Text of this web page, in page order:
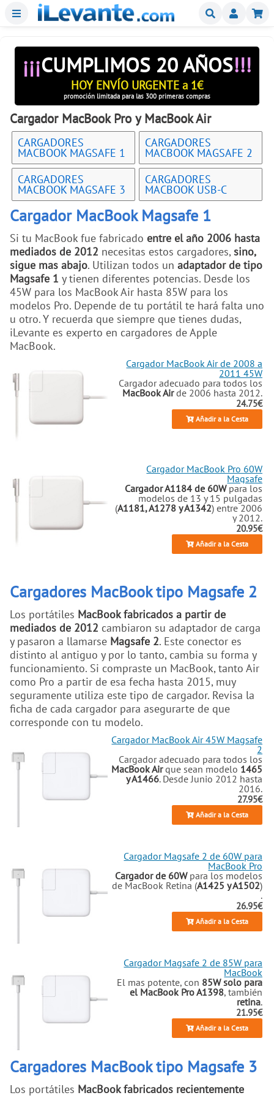
Menu Buscar
¡¡¡CUMPLIMOS 20 AÑOS!!!
HOY ENVÍO URGENTE a 1€
promoción limitada para las 300 primeras compras
Cargador MacBook Pro y MacBook Air
CARGADORES
MACBOOK MAGSAFE 1
CARGADORES
MACBOOK MAGSAFE 2
CARGADORES
MACBOOK MAGSAFE 3
CARGADORES
MACBOOK USB-C
Cargador MacBook Magsafe 1
Si tu MacBook fue fabricado entre el año 2006 hasta
mediados de 2012 necesitas estos cargadores, sino,
sigue mas abajo. Utilizan todos un adaptador de tipo
Magsafe 1 y tienen diferentes potencias. Desde los
45W para los MacBook Air hasta 85W para los
modelos Pro. Depende de tu portátil te hará falta uno
u otro. Y recuerda que siempre que tienes dudas,
iLevante es experto en cargadores de Apple
MacBook.
Cargador MacBook Air de 2008 a
2011 45W
Cargador adecuado para todos los
MacBook Airde 2006 hasta 2012.
24.75€
Añadir a la Cesta
Cargador MacBook Pro 60W
Magsafe
Cargador A1184 de 60Wpara los
modelos de 13 y 15 pulgadas
(A1181, A1278 y A1342) entre 2006
y 2012.
20.95€
Añadir a la Cesta
Cargadores MacBook tipo Magsafe 2
Los portátiles MacBook fabricados a partir de
mediados de 2012 cambiaron su adaptador de carga
y pasaron a llamarse Magsafe 2. Este conector es
distinto al antiguo y por lo tanto, cambia su forma y
funcionamiento. Si compraste un MacBook, tanto Air
como Pro a partir de esa fecha hasta 2015, muy
seguramente utiliza este tipo de cargador. Revisa la
ficha de cada cargador para asegurarte de que
corresponde con tu modelo.
Cargador MacBook Air 45W Magsafe
2
Cargador adecuado para todos los
MacBook Airque sean modelo 1465
y A1466. Desde Junio 2012 hasta
2016.
27.95€
Añadir a la Cesta
Cargador Magsafe 2 de 60W para
MacBook Pro
Cargador de 60Wpara los modelos
de MacBook Retina (A1425 y A1502)
.
26.95€
Añadir a la Cesta
Cargador Magsafe 2 de 85W para
MacBook
El mas potente, con 85W solo para
el MacBook Pro A1398, también
retina.
21.95€
Añadir a la Cesta
Cargadores MacBook tipo Magsafe 3
Los portátiles MacBook fabricados recientemente